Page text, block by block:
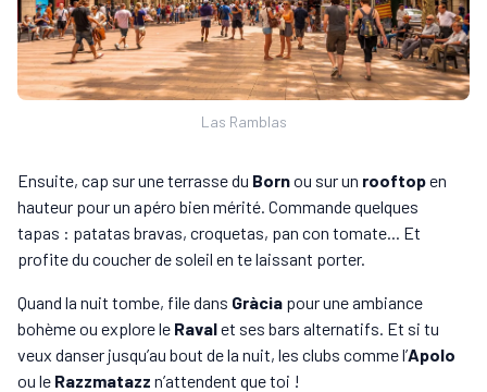
Las Ramblas
Ensuite, cap sur une terrasse du Bornou sur un rooftopen
hauteur pour un apéro bien mérité. Commande quelques
tapas : patatas bravas, croquetas, pan con tomate... Et
profite du coucher de soleil en te laissant porter.
Quand la nuit tombe, file dans Gràcia pour une ambiance
bohème ou explore le Ravalet ses bars alternatifs. Et si tu
veux danser jusqu’au bout de la nuit, les clubs comme l’Apolo
ou le Razzmatazz n’attendent que toi !